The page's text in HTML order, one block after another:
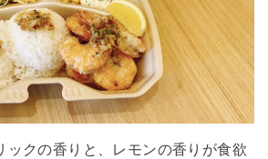
ックの香りと、レモンの香りが食欲